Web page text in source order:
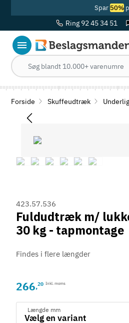
Spar 50%
Ring 92 45 34 51
Forside Skuffeudtræk
423.57.536
Fuldudtræk m/
30 kg - tapmontage
Findes i flere længder
266,20 Inkl. moms
Længde mm